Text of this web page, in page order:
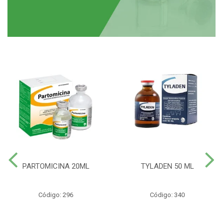
PARTOMICINA 20ML
Código: 296
TYLADEN 50 ML
Código: 340